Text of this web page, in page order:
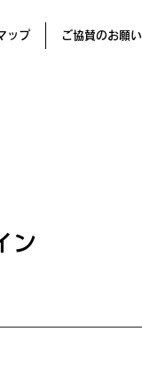
ップ ご協賛のお願い
ン